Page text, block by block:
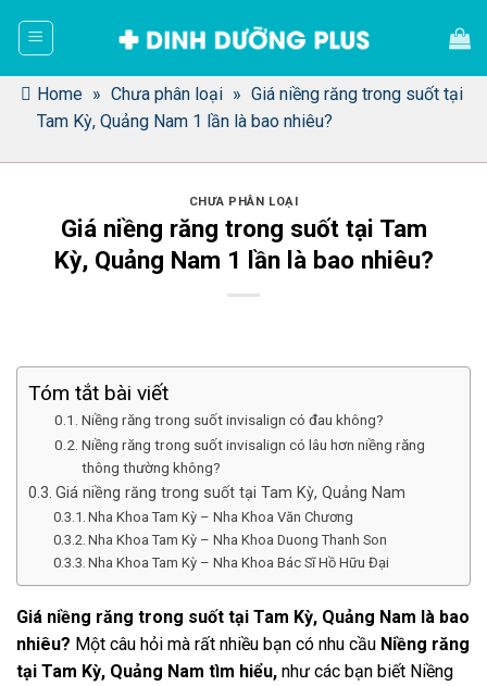
dung Home » Chưa phân loại » Giá niềng răng trong suốt tại
Tam Kỳ, Quảng Nam 1 lần là bao nhiêu?
CHƯA PHÂN LOẠI
Giá niềng răng trong suốt tại Tam
Kỳ, Quảng Nam 1 lần là bao nhiêu?
Tóm tắt bài viết
Niềng răng trong suốt invisalign có đau không?
Niềng răng trong suốt invisalign có lâu hơn niềng răng
thông thường không?
Giá niềng răng trong suốt tại Tam Kỳ, Quảng Nam
Nha Khoa Tam Kỳ – Nha Khoa Văn Chương
Nha Khoa Tam Kỳ – Nha Khoa Duong Thanh Son
Nha Khoa Tam Kỳ – Nha Khoa Bác Sĩ Hồ Hữu Đại
Giá niềng răng trong suốt tại Tam Kỳ, Quảng Nam là bao
nhiêu? Một câu hỏi mà rất nhiều bạn có nhu cầu Niềng răng
tại Tam Kỳ, Quảng Nam tìm hiểu, như các bạn biết Niềng